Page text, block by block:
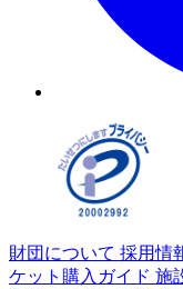
財団について 採用情
ケット購入ガイド 施